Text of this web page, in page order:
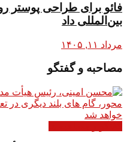
بین‌المللی داد
مرداد ۱۱, ۱۴۰۵
مصاحبه و گفتگو